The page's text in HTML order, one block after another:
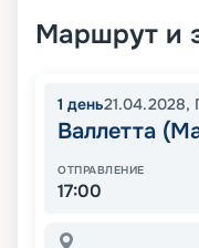
Маршрут и
1 день21.04.2028,
Валлетта
ОТПРАВЛЕНИЕ
17:00